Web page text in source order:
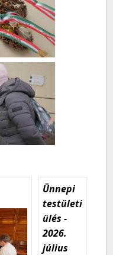
Ünnepi
testületi
ülés -
2026.
július